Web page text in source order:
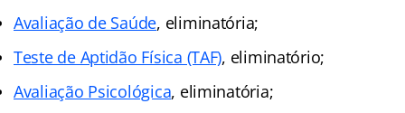
Avaliação de Saúde, eliminatória;
Teste de Aptidão Física (TAF), eliminatório;
Avaliação Psicológica, eliminatória;